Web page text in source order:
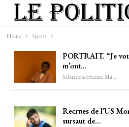
Home Sports
PORTRAIT. “Je
m’ont…
Sébastien-Étienne Marechal
Recrues de l’US
sursaut de…